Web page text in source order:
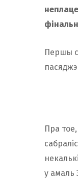
Першы
Пра
у амаль